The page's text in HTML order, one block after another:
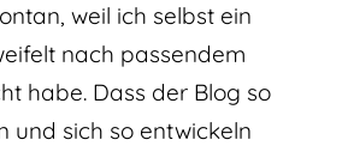
weil ich selbst ein
nach passendem
habe. Dass der Blog so
und sich so entwickeln